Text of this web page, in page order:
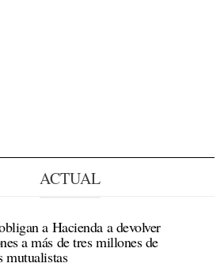
ACTUAL
a Hacienda a devolver
a más de tres millones de
mutualistas